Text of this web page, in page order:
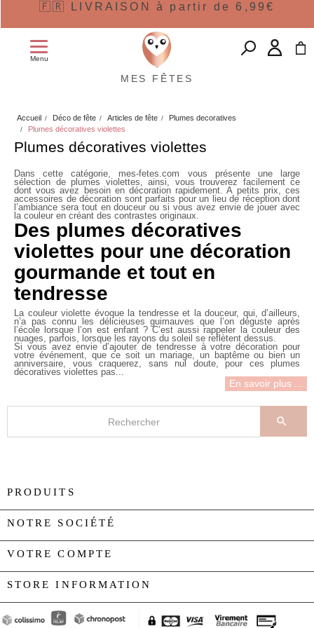
🇫🇷 LIVRAISON à partir de 6,99€
Menu
MES FÊTES
Accueil Déco de fête Articles de fête
Plumes decoratives
Plumes décoratives violettes
Plumes décoratives violettes
Dans cette catégorie, mes-fetes.com vous présente une large
sélection de plumes violettes, ainsi, vous trouverez facilement ce
dont vous avez besoin en décoration rapidement. A petits prix, ces
accessoires de décoration sont parfaits pour un lieu de réception dont
l’ambiance sera tout en douceur ou si vous avez envie de jouer avec
la couleur en créant des contrastes originaux.
Des plumes décoratives
violettes pour une décoration
gourmande et tout en
tendresse
La couleur violette évoque la tendresse et la douceur, qui, d’ailleurs,
n’a pas connu les délicieuses guimauves que l’on déguste après
l’école lorsque l’on est enfant ? C’est aussi rappeler la couleur des
nuages, parfois, lorsque les rayons du soleil se reflètent dessus.
Si vous avez envie d’ajouter de tendresse à votre décoration pour
votre événement, que ce soit un mariage, un baptême ou bien un
anniversaire, vous craquerez, sans nul doute, pour ces plumes
décoratives violettes pas...
En savoir plus ...

PRODUITS
NOTRE SOCIÉTÉ
VOTRE COMPTE
STORE INFORMATION